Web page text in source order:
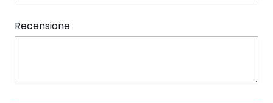
Recensione